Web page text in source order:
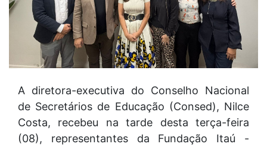
A diretora-executiva do Conselho Nacional
de Secretários de Educação (Consed), Nilce
Costa, recebeu na tarde desta terça-feira
(08), representantes da Fundação Itaú -